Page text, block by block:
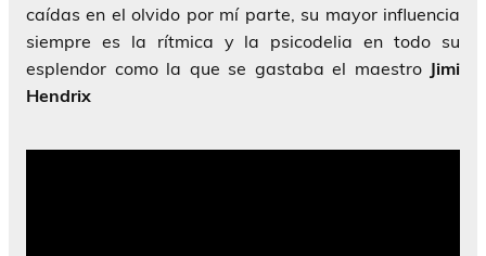
caídas en el olvido por mí parte, su mayor influencia
siempre es la rítmica y la psicodelia en todo su
esplendor como la que se gastaba el maestro Jimi
Hendrix